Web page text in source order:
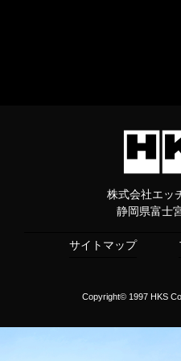
株式会社エッ
静岡県富士
サイトマップ
Copyright© 1997 HKS